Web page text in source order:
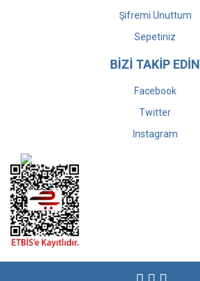
Şifremi Unuttum
Sepetiniz
BİZİ TAKİP EDİN
Facebook
Twitter
Instagram